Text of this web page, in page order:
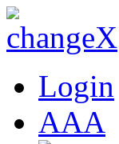
Login
AAA